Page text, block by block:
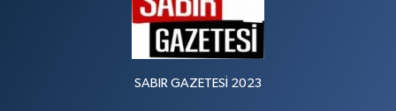
SABIR GAZETESİ 2023